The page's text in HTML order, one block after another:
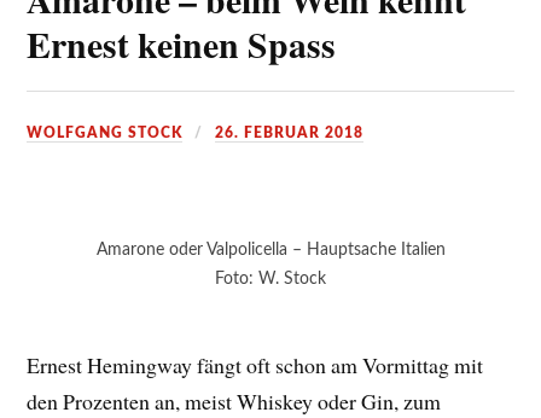
Ernest keinen Spass
WOLFGANG STOCK 26. FEBRUAR 2018
Amarone oder Valpolicella – Hauptsache Italien
Foto: W. Stock
Ernest Hemingway fängt oft schon am Vormittag mit
den Prozenten an, meist Whiskey oder Gin, zum